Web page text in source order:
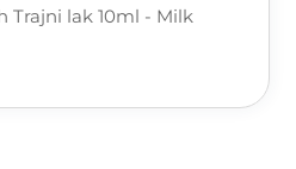
Trajni lak 10ml - Milk